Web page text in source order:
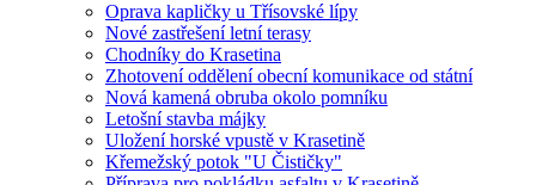
Oprava kapličky u Třísovské lípy
Nové zastřešení letní terasy
Chodníky do Krasetina
Zhotovení oddělení obecní komunikace od státní
Nová kamená obruba okolo pomníku
Letošní stavba májky
Uložení horské vpustě v Krasetině
Křemežský potok "U Čističky"